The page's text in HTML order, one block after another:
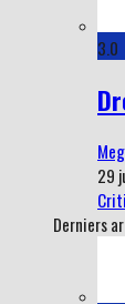
3.0
29
Derniers